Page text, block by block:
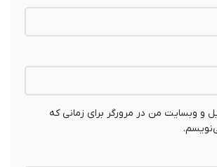
وبسایت من در مرورگر برای زمانی که